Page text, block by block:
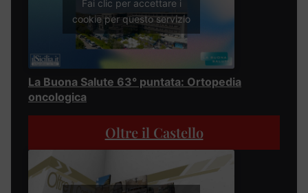
Fai clic per accettare i
cookie per questo servizio
La Buona Salute 63° puntata: Ortopedia
oncologica
Oltre il Castello